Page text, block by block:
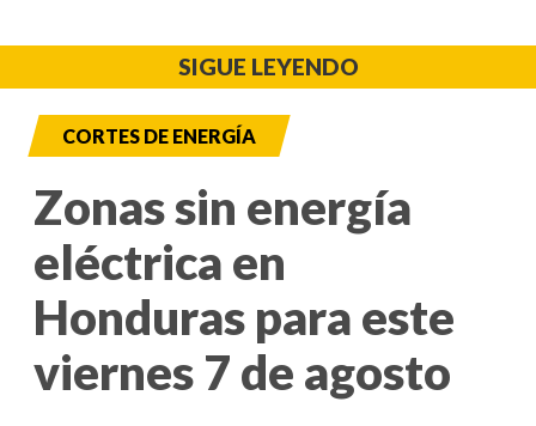
SIGUE LEYENDO
CORTES DE ENERGÍA
Zonas sin energía
eléctrica en
Honduras para este
viernes 7 de agosto